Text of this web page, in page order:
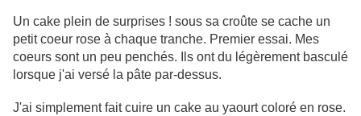
Un cake plein de surprises ! sous sa croûte se cache un
petit coeur rose à chaque tranche. Premier essai. Mes
coeurs sont un peu penchés. Ils ont du légèrement basculé
lorsque j'ai versé la pâte par-dessus.
J'ai simplement fait cuire un cake au yaourt coloré en rose.